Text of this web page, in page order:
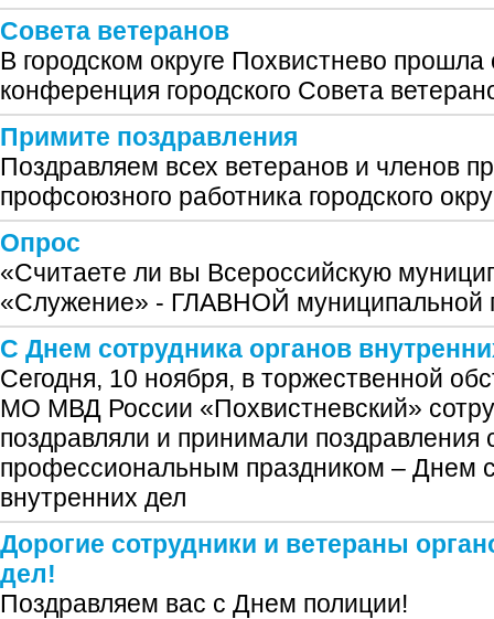
Совета ветеранов
В городском округе Похвистнево
конференция городского Совета
Примите поздравления
Поздравляем всех ветеранов и членов
профсоюзного работника городского
Опрос
«Считаете ли вы Всероссийскую
«Служение» - ГЛАВНОЙ муниципальной
С Днем сотрудника органов
Сегодня, 10 ноября, в торжественной
МО МВД России «Похвистневский»
поздравляли и принимали поздравления
профессиональным праздником – Днем
внутренних дел
Дорогие сотрудники и ветераны
дел!
Поздравляем вас с Днем полиции!